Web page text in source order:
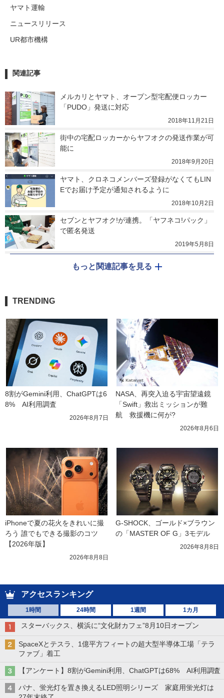
ヤマト運輸
ニュースリリース
UR都市機構
関連記事
メルカリとヤマト、オープン型宅配便ロッカー
「PUDO」発送に対応
2018年11月21日
街中の宅配ロッカーからヤフオクの発送作業が可
能に
2018年9月20日
ヤマト、クロネコメンバーズ登録がなくてもLIN
Eでお届け予定が通知されるように
2018年10月2日
セブンとヤフオク!が連携。「ヤフネコ!パック」
で匿名発送
2019年5月8日
もっと関連記事を見る
TRENDING
8割がGemini利用、ChatGPTは6
8%　AI利用調査
2026年8月7日
NASA、再突入迫る宇宙望遠鏡
「Swift」救出ミッションが難
航　救援機に何が?
2026年8月6日
iPhoneで夏の花火をきれいに撮
ろう 誰でもできる撮影のコツ
【2026年版】
2026年8月8日
G-SHOCK、ゴールド×ブラウン
の「MASTER OF G」3モデル
2026年8月8日
アクセスランキング
1時間 24時間 1週間 1カ月
スターバックス、横浜に“文化財カフェ”8月10日オープン
SpaceXとテスラ、1億平方フィートの超大型半導体工場「テラ
ファブ」着工
【アンケート】8割がGemini利用、ChatGPTは68% AI利用調査
パナ、蛍光灯を置き換えるLED照明シリーズ 家庭用蛍光灯は